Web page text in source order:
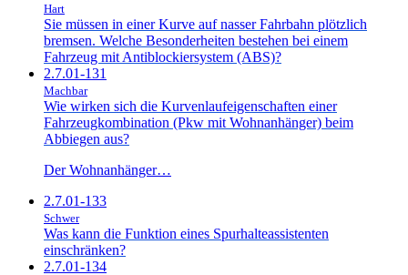
Hart
Sie müssen in einer Kurve auf nasser Fahrbahn plötzlich
bremsen. Welche Besonderheiten bestehen bei einem
Fahrzeug mit Antiblockiersystem (ABS)?
2.7.01-131
Machbar
Wie wirken sich die Kurvenlaufeigenschaften einer
Fahrzeugkombination (Pkw mit Wohnanhänger) beim
Abbiegen aus?
Der Wohnanhänger…
2.7.01-133
Schwer
Was kann die Funktion eines Spurhalteassistenten
einschränken?
2.7.01-134